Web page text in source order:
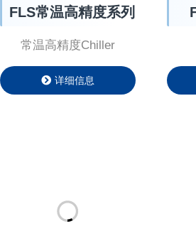
FLS常温高精度系列
常温高精度Chiller
详细信息